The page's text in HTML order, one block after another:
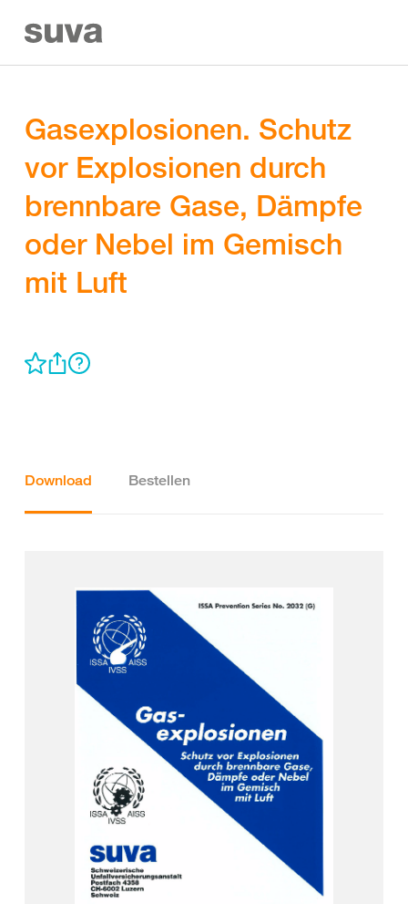
Gasexplosionen. Schutz
vor Explosionen durch
brennbare Gase, Dämpfe
oder Nebel im Gemisch
mit Luft
Download Bestellen